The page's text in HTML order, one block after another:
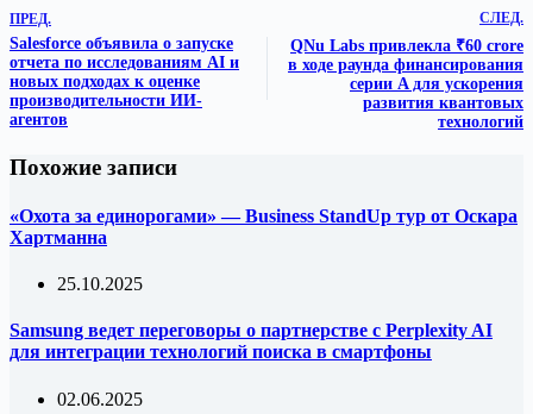
ПРЕД.
Salesforce объявила о запуске
отчета по исследованиям AI и
новых подходах к оценке
производительности ИИ-
агентов
СЛЕД.
QNu Labs привлекла ₹60 crore
в ходе раунда финансирования
серии A для ускорения
развития квантовых
технологий
Похожие записи
«Охота за единорогами» — Business StandUp тур от Оскара
Хартманна
25.10.2025
Samsung ведет переговоры о партнерстве с Perplexity AI
для интеграции технологий поиска в смартфоны
02.06.2025